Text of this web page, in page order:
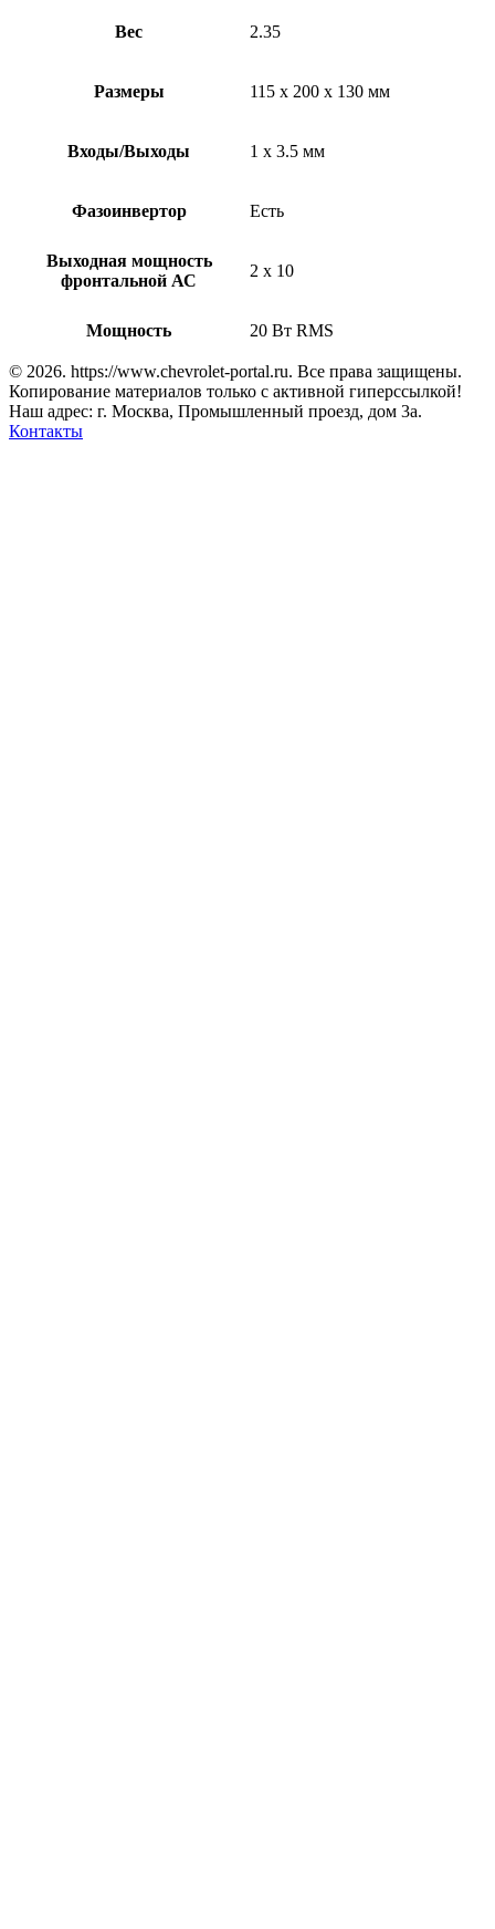
Вес 2.35
Размеры 115 х 200 х 130 мм
Входы/Выходы 1 х 3.5 мм
Фазоинвертор Есть
Выходная мощность
фронтальной АС
2 х 10
Мощность 20 Вт RMS
© 2026. https://www.chevrolet-portal.ru. Все права защищены.
Копирование материалов только с активной гиперссылкой!
Наш адрес: г. Москва, Промышленный проезд, дом 3а.
Контакты